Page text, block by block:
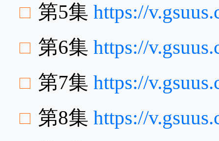
第5集 https://
第6集 https://
第7集 https://
第8集 https://